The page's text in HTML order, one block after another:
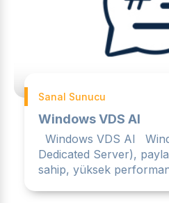
Sanal Sunucu
Windows VDS Al
Windows VDS Al
Dedicated Server),
sahip, yüksek